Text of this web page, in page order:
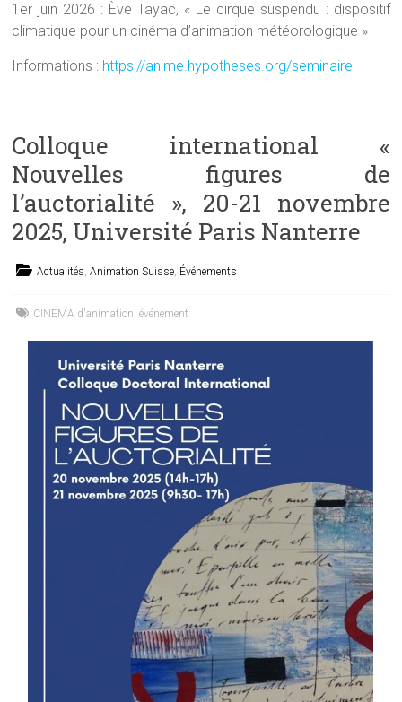
1er juin 2026 : Ève Tayac, « Le cirque suspendu : dispositif
climatique pour un cinéma d’animation météorologique »
Informations : https://anime.hypotheses.org/seminaire
Colloque international «
Nouvelles figures de
l’auctorialité », 20-21 novembre
2025, Université Paris Nanterre
Actualités,Animation Suisse, Événements
CINEMA d'animation,événement